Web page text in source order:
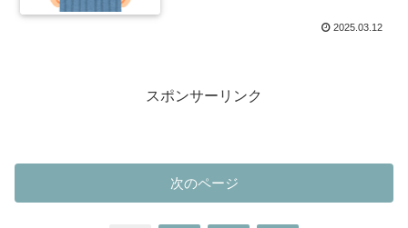
2025.03.12
スポンサーリンク
次のページ